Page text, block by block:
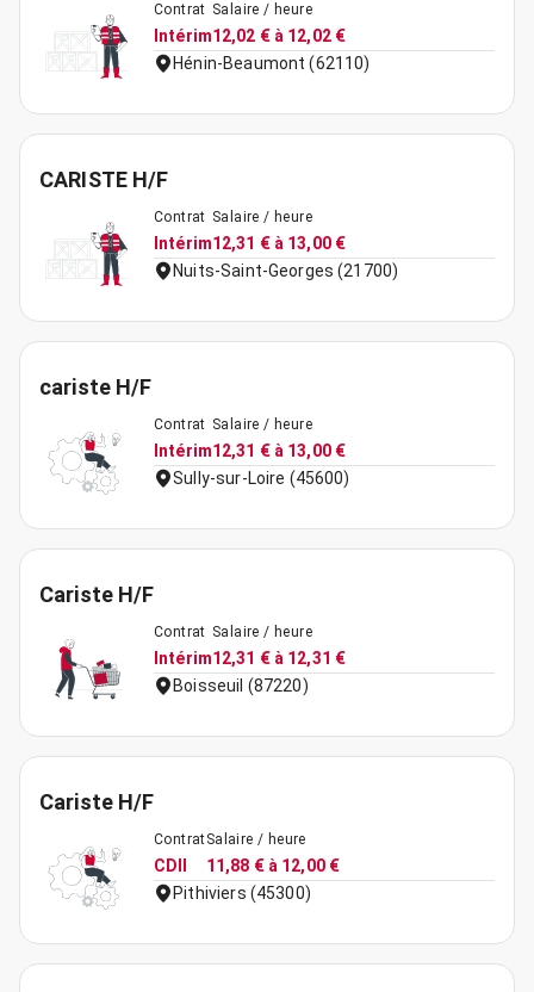
Contrat
Intérim
Salaire / heure
12,02 € à 12,02 €
Hénin-Beaumont (62110)
CARISTE H/F
Contrat
Intérim
Salaire / heure
12,31 € à 13,00 €
Nuits-Saint-Georges (21700)
cariste H/F
Contrat
Intérim
Salaire / heure
12,31 € à 13,00 €
Sully-sur-Loire (45600)
Cariste H/F
Contrat
Intérim
Salaire / heure
12,31 € à 12,31 €
Boisseuil (87220)
Cariste H/F
Contrat
CDII
Salaire / heure
11,88 € à 12,00 €
Pithiviers (45300)